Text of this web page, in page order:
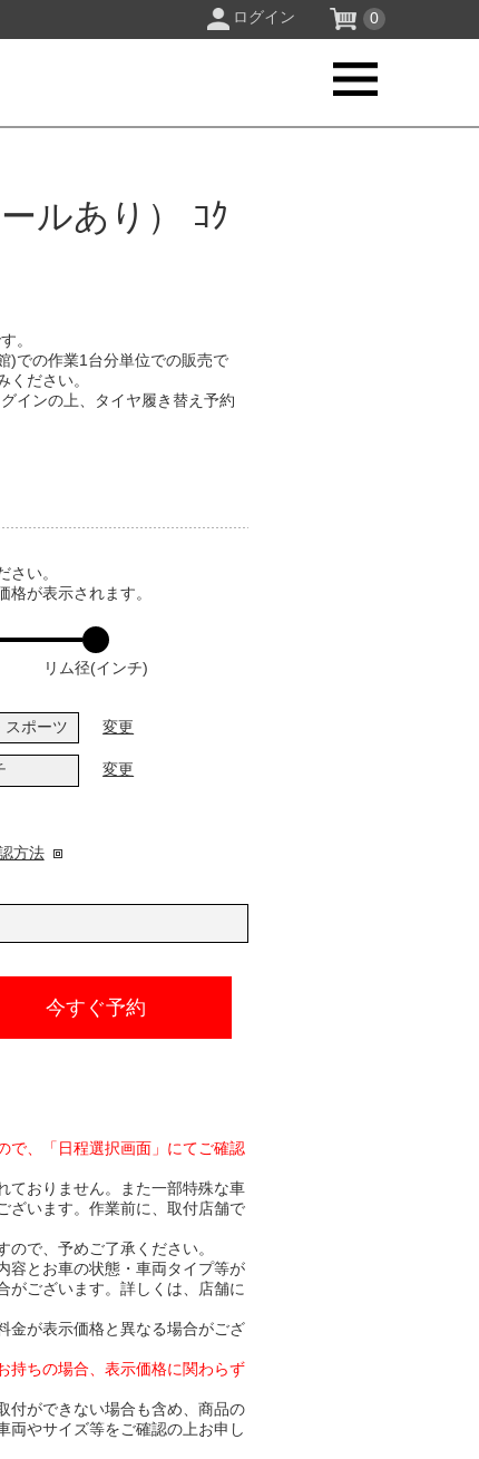
ログイン 0
ルあり） ｺｸ
。
)での作業1台分単位での販売で
ださい。
インの上、タイヤ履き替え予約
い。
が表示されます。
リム径(インチ)
スポーツ 変更
変更
方法
今すぐ予約
で、「日程選択画面」にてご確認
ておりません。また一部特殊な車
ざいます。作業前に、取付店舗で
で、予めご了承ください。
容とお車の状態・車両タイプ等が
がございます。詳しくは、店舗に
金が表示価格と異なる場合がござ
持ちの場合、表示価格に関わらず
付ができない場合も含め、商品の
両やサイズ等をご確認の上お申し